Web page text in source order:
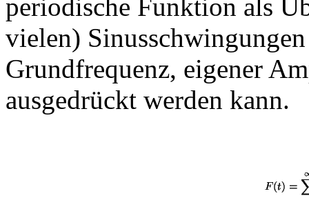
periodische Funktion als
vielen)
Grundfrequenz, eigener
ausgedrückt werden kann.